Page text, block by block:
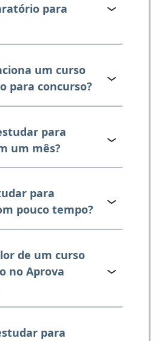
para
um curso
para concurso?
para
um mês?
para
pouco tempo?
de um curso
no Aprova
para